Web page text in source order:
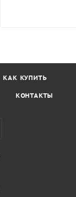
КАК КУПИТЬ
КОНТАКТЫ